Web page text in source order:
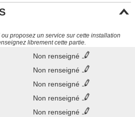
proposez un service sur cette installation
librement cette partie.
Non renseigné
Non renseigné
Non renseigné
Non renseigné
Non renseigné